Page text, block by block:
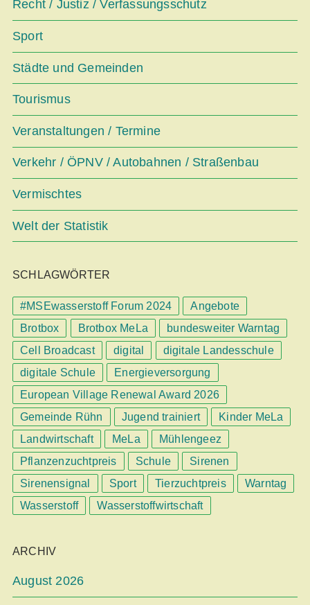
Recht / Justiz / Verfassungsschutz
Sport
Städte und Gemeinden
Tourismus
Veranstaltungen / Termine
Verkehr / ÖPNV / Autobahnen / Straßenbau
Vermischtes
Welt der Statistik
SCHLAGWÖRTER
#MSEwasserstoff Forum 2024
Angebote
Brotbox
Brotbox MeLa
bundesweiter Warntag
Cell Broadcast
digital
digitale Landesschule
digitale Schule
Energieversorgung
European Village Renewal Award 2026
Gemeinde Rühn
Jugend trainiert
Kinder MeLa
Landwirtschaft
MeLa
Mühlengeez
Pflanzenzuchtpreis
Schule
Sirenen
Sirenensignal
Sport Tierzuchtpreis
Warntag
Wasserstoff
Wasserstoffwirtschaft
ARCHIV
August 2026